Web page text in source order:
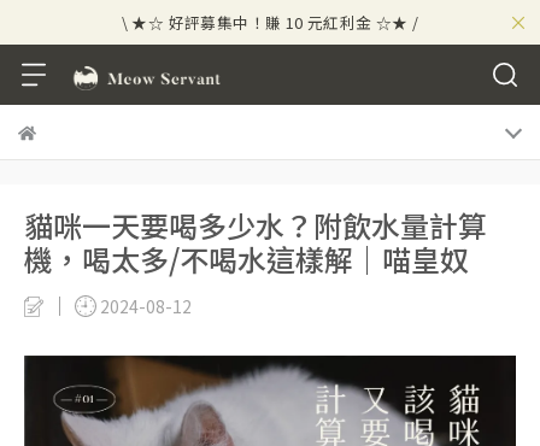
×
\ ★☆ 好評募集中！賺 10 元紅利金 ☆★ /
⟡⣠𝘄𝗲𝗹𝗰𝗼𝗺𝗲 ⁘ 新會員贈 50 元紅利金
\ ★☆ 好評募集中！賺 10 元紅利金 ☆★ /
貓咪一天要喝多少水？附飲水量計算
機，喝太多/不喝水這樣解｜喵皇奴
2024-08-12